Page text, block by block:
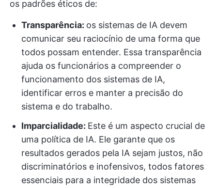
os padrões éticos de:
Transparência: os sistemas de IA devem
comunicar seu raciocínio de uma forma que
todos possam entender. Essa transparência
ajuda os funcionários a compreender o
funcionamento dos sistemas de IA,
identificar erros e manter a precisão do
sistema e do trabalho.
Imparcialidade: Este é um aspecto crucial de
uma política de IA. Ele garante que os
resultados gerados pela IA sejam justos, não
discriminatórios e inofensivos, todos fatores
essenciais para a integridade dos sistemas